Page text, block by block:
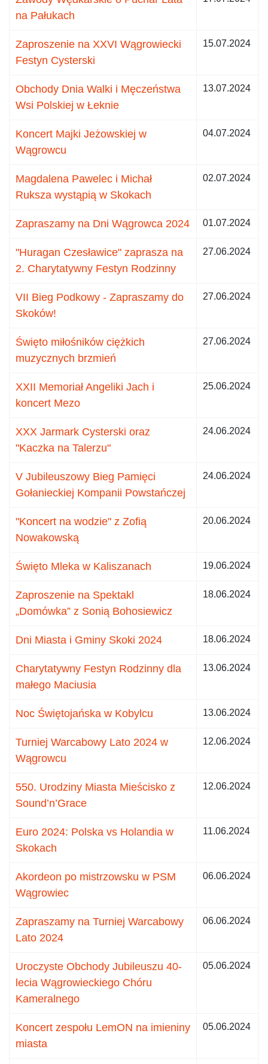
na Pałukach
Zaproszenie na XXVI Wągrowiecki
Festyn Cysterski
15.07.2024
Obchody Dnia Walki i Męczeństwa
Wsi Polskiej w Łeknie
13.07.2024
Koncert Majki Jeżowskiej w
Wągrowcu
04.07.2024
Magdalena Pawelec i Michał
Ruksza wystąpią w Skokach
02.07.2024
Zapraszamy na Dni Wągrowca 2024 01.07.2024
"Huragan Czesławice" zaprasza na
2. Charytatywny Festyn Rodzinny
27.06.2024
VII Bieg Podkowy - Zapraszamy do
Skoków!
27.06.2024
Święto miłośników ciężkich
muzycznych brzmień
27.06.2024
XXII Memoriał Angeliki Jach i
koncert Mezo
25.06.2024
XXX Jarmark Cysterski oraz
"Kaczka na Talerzu"
24.06.2024
V Jubileuszowy Bieg Pamięci
Gołanieckiej Kompanii Powstańczej
24.06.2024
"Koncert na wodzie" z Zofią
Nowakowską
20.06.2024
Święto Mleka w Kaliszanach 19.06.2024
Zaproszenie na Spektakl
„Domówka” z Sonią Bohosiewicz
18.06.2024
Dni Miasta i Gminy Skoki 2024 18.06.2024
Charytatywny Festyn Rodzinny dla
małego Maciusia
13.06.2024
Noc Świętojańska w Kobylcu 13.06.2024
Turniej Warcabowy Lato 2024 w
Wągrowcu
12.06.2024
550. Urodziny Miasta Mieścisko z
Sound’n’Grace
12.06.2024
Euro 2024: Polska vs Holandia w
Skokach
11.06.2024
Akordeon po mistrzowsku w PSM
Wągrowiec
06.06.2024
Zapraszamy na Turniej Warcabowy
Lato 2024
06.06.2024
Uroczyste Obchody Jubileuszu 40-
lecia Wągrowieckiego Chóru
Kameralnego
05.06.2024
Koncert zespołu LemON na imieniny
miasta
05.06.2024